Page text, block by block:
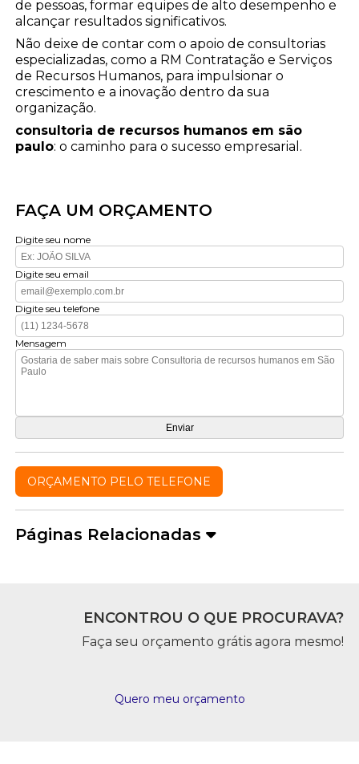
de pessoas, formar equipes de alto desempenho e
alcançar resultados significativos.
Não deixe de contar com o apoio de consultorias
especializadas, como a RM Contratação e Serviços
de Recursos Humanos, para impulsionar o
crescimento e a inovação dentro da sua
organização.
consultoria de recursos humanos em são
paulo: o caminho para o sucesso empresarial.
FAÇA UM ORÇAMENTO
Digite seu nome
Digite seu email
Digite seu telefone
Mensagem
ORÇAMENTO PELO TELEFONE
Páginas Relacionadas
ENCONTROU O QUE PROCURAVA?
Faça seu orçamento grátis agora mesmo!
Quero meu orçamento